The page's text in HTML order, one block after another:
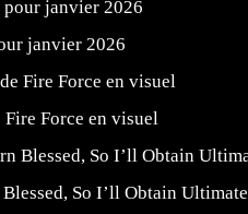
janvier 2026
Force en visuel
So I’ll Obtain